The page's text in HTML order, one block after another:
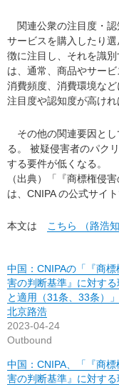
関連公衆の注目度・認
サービスを購入したり
徴に注目し、それを識
は、通常、商品やサー
消費頻度、消費環境な
注目度や認知度が高けれ
その他の関連要因とし
る。 被疑侵害者のパク
する要件が低くなる。
（出典）「『商標権侵
は、CNIPA の公式サイ
本文は こちら （路浩
中国：CNIPAの「『商標
害の判断基準』に対する
と適用（31条、33条）
北京路浩
2023-04-24
Outbound
中国：CNIPA、「『商標
害の判断基準』に対する